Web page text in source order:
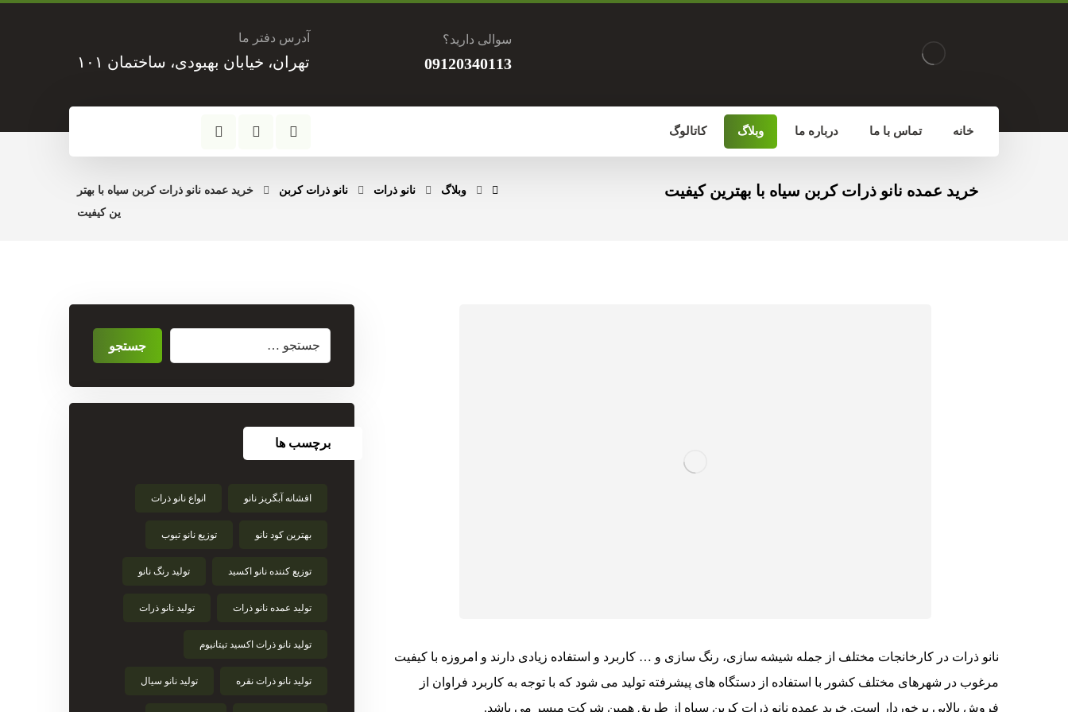
آدرس دفتر ما
تهران، خیابان بهبودی، ساختمان ۱۰۱
سوالی دارید؟
09120340113
خانه تماس با ما درباره ما وبلاگ کاتالوگ
خرید عمده نانو ذرات کربن سیاه با بهترین کیفیت وبلاگ نانو ذرات نانو ذرات کربن
خرید عمده نانو ذرات کربن سیاه با بهتر
ین کیفیت
نانو ذرات در کارخانجات مختلف از جمله شیشه سازی، رنگ سازی و … کاربرد و استفاده زیادی دارند و امروزه با کیفیت
مرغوب در شهرهای مختلف کشور با استفاده از دستگاه های پیشرفته تولید می شود که با توجه به کاربرد فراوان از
فروش بالایی برخوردار است. خرید عمده نانو ذرات کربن سیاه از طریق همین شرکت میسر می باشد.
برچسب ها
افشانه آبگریز نانو انواع نانو ذرات
بهترین کود نانو توزیع نانو تیوب
توزیع کننده نانو اکسید تولید رنگ نانو
تولید عمده نانو ذرات تولید نانو ذرات
تولید نانو ذرات اکسید تیتانیوم
تولید نانو ذرات نقره تولید نانو سیال